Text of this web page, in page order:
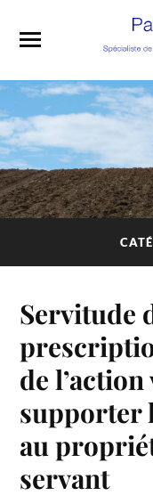
Servitude
de
supporter
au
servant